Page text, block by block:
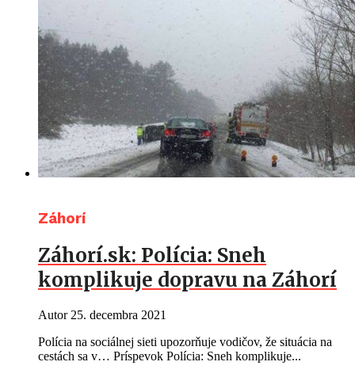
Záhorí
Záhorí.sk: Polícia: Sneh
komplikuje dopravu na Záhorí
Autor 25. decembra 2021
Polícia na sociálnej sieti upozorňuje vodičov, že situácia na
cestách sa v… Príspevok Polícia: Sneh komplikuje...